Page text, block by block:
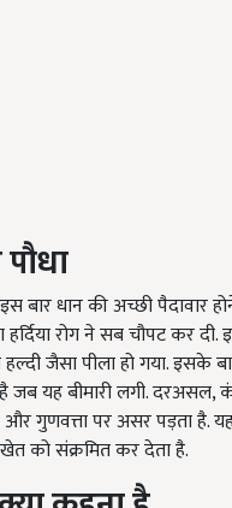
पौधा
बार धान की अच्छी पैदावार
रोग ने सब चौपट कर दी.
जैसा पीला हो गया. इसके
जब यह बीमारी लगी.
गुणवत्ता पर असर पड़ता है.
को संक्रमित कर देता है.